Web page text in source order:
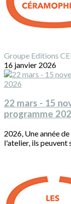
Groupe Editions
16 janvier 2026
22 mars - 15
programme
2026, Une année
l'atelier, ils peuvent